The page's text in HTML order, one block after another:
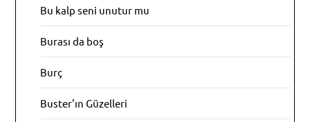
Bu kalp seni unutur mu
Burası da boş
Burç
Buster'ın Güzelleri